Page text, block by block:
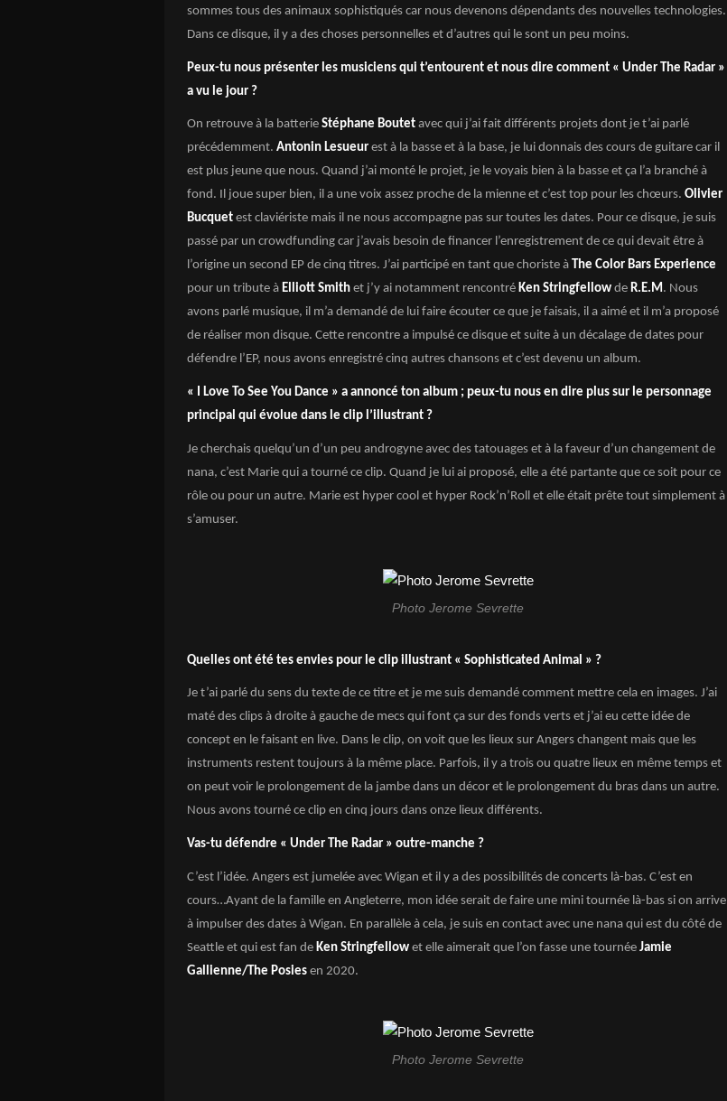
sommes tous des animaux sophistiqués car nous devenons dépendants des nouvelles technologies.
Dans ce disque, il y a des choses personnelles et d’autres qui le sont un peu moins.
Peux-tu nous présenter les musiciens qui t’entourent et nous dire comment « Under The Radar »
a vu le jour ?
On retrouve à la batterie Stéphane Boutet avec qui j’ai fait différents projets dont je t’ai parlé
précédemment. Antonin Lesueur est à la basse et à la base, je lui donnais des cours de guitare car il
est plus jeune que nous. Quand j’ai monté le projet, je le voyais bien à la basse et ça l’a branché à
fond. Il joue super bien, il a une voix assez proche de la mienne et c’est top pour les chœurs. Olivier
Bucquet est claviériste mais il ne nous accompagne pas sur toutes les dates. Pour ce disque, je suis
passé par un crowdfunding car j’avais besoin de financer l’enregistrement de ce qui devait être à
l’origine un second EP de cinq titres. J’ai participé en tant que choriste à The Color Bars Experience
pour un tribute à Elliott Smith et j’y ai notamment rencontré Ken Stringfellow de R.E.M. Nous
avons parlé musique, il m’a demandé de lui faire écouter ce que je faisais, il a aimé et il m’a proposé
de réaliser mon disque. Cette rencontre a impulsé ce disque et suite à un décalage de dates pour
défendre l’EP, nous avons enregistré cinq autres chansons et c’est devenu un album.
« I Love To See You Dance » a annoncé ton album ; peux-tu nous en dire plus sur le personnage
principal qui évolue dans le clip l’illustrant ?
Je cherchais quelqu’un d’un peu androgyne avec des tatouages et à la faveur d’un changement de
nana, c’est Marie qui a tourné ce clip. Quand je lui ai proposé, elle a été partante que ce soit pour ce
rôle ou pour un autre. Marie est hyper cool et hyper Rock’n’Roll et elle était prête tout simplement à
s’amuser.
Photo Jerome Sevrette
Quelles ont été tes envies pour le clip illustrant « Sophisticated Animal » ?
Je t’ai parlé du sens du texte de ce titre et je me suis demandé comment mettre cela en images. J’ai
maté des clips à droite à gauche de mecs qui font ça sur des fonds verts et j’ai eu cette idée de
concept en le faisant en live. Dans le clip, on voit que les lieux sur Angers changent mais que les
instruments restent toujours à la même place. Parfois, il y a trois ou quatre lieux en même temps et
on peut voir le prolongement de la jambe dans un décor et le prolongement du bras dans un autre.
Nous avons tourné ce clip en cinq jours dans onze lieux différents.
Vas-tu défendre « Under The Radar » outre-manche ?
C’est l’idée. Angers est jumelée avec Wigan et il y a des possibilités de concerts là-bas. C’est en
cours…Ayant de la famille en Angleterre, mon idée serait de faire une mini tournée là-bas si on arrive
à impulser des dates à Wigan. En parallèle à cela, je suis en contact avec une nana qui est du côté de
Seattle et qui est fan de Ken Stringfellow et elle aimerait que l’on fasse une tournée Jamie
Gallienne/The Posies en 2020.
Photo Jerome Sevrette